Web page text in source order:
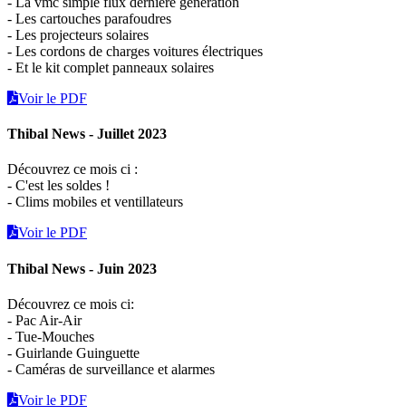
- Les cartouches parafoudres
- Les projecteurs solaires
- Les cordons de charges voitures électriques
- Et le kit complet panneaux solaires
Voir le PDF
Thibal News - Juillet 2023
Découvrez ce mois ci :
- C'est les soldes !
- Clims mobiles et ventillateurs
Voir le PDF
Thibal News - Juin 2023
Découvrez ce mois ci:
- Pac Air-Air
- Tue-Mouches
- Guirlande Guinguette
- Caméras de surveillance et alarmes
Voir le PDF